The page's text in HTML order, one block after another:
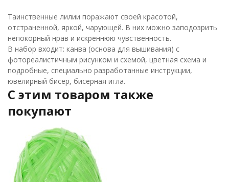
Таинственные лилии поражают своей красотой,
отстраненной, яркой, чарующей. В них можно заподозрить
непокорный нрав и искреннюю чувственность.
В набор входит: канва (основа для вышивания) с
фотореалистичным рисунком и схемой, цветная схема и
подробные, специально разработанные инструкции,
ювелирный бисер, бисерная игла.
C этим товаром также
покупают